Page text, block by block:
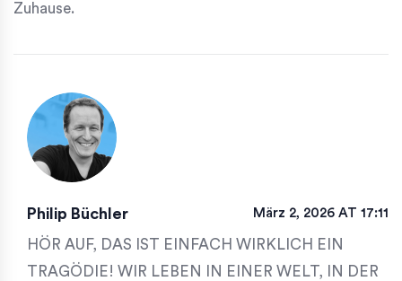
Zuhause.
Philip Büchler März 2, 2026 AT 17:11
HÖR AUF, DAS IST EINFACH WIRKLICH EIN
TRAGÖDIE! WIR LEBEN IN EINER WELT, IN DER